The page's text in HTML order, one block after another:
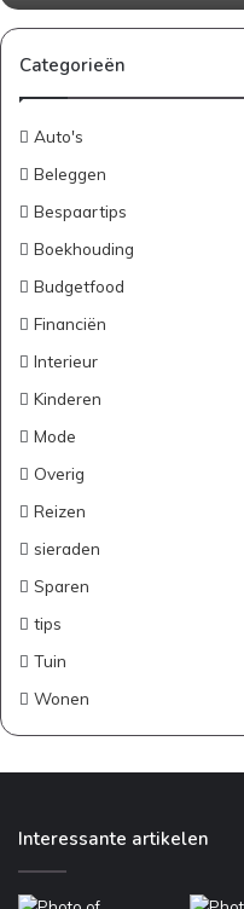
Categorieën
Auto's
Beleggen
Bespaartips
Boekhouding
Budgetfood
Financiën
Interieur
Kinderen
Mode
Overig
Reizen
sieraden
Sparen
tips
Tuin
Wonen
Interessante artikelen